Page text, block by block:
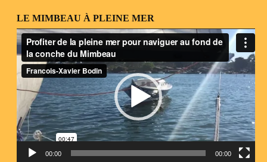
LE MIMBEAU À PLEINE MER
Lecteur
vidéo
00:00 00:00